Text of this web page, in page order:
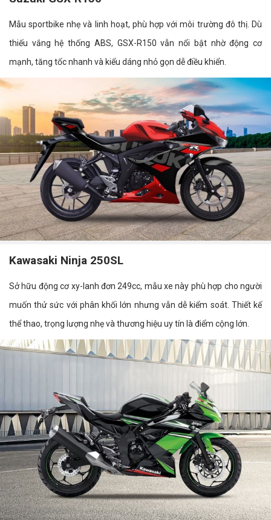
Mẫu sportbike nhẹ và linh hoạt, phù hợp với môi trường đô thị. Dù
thiếu vắng hệ thống ABS, GSX-R150 vẫn nổi bật nhờ động cơ
mạnh, tăng tốc nhanh và kiểu dáng nhỏ gọn dễ điều khiển.
Kawasaki Ninja 250SL
Sở hữu động cơ xy-lanh đơn 249cc, mẫu xe này phù hợp cho người
muốn thử sức với phân khối lớn nhưng vẫn dễ kiểm soát. Thiết kế
thể thao, trọng lượng nhẹ và thương hiệu uy tín là điểm cộng lớn.